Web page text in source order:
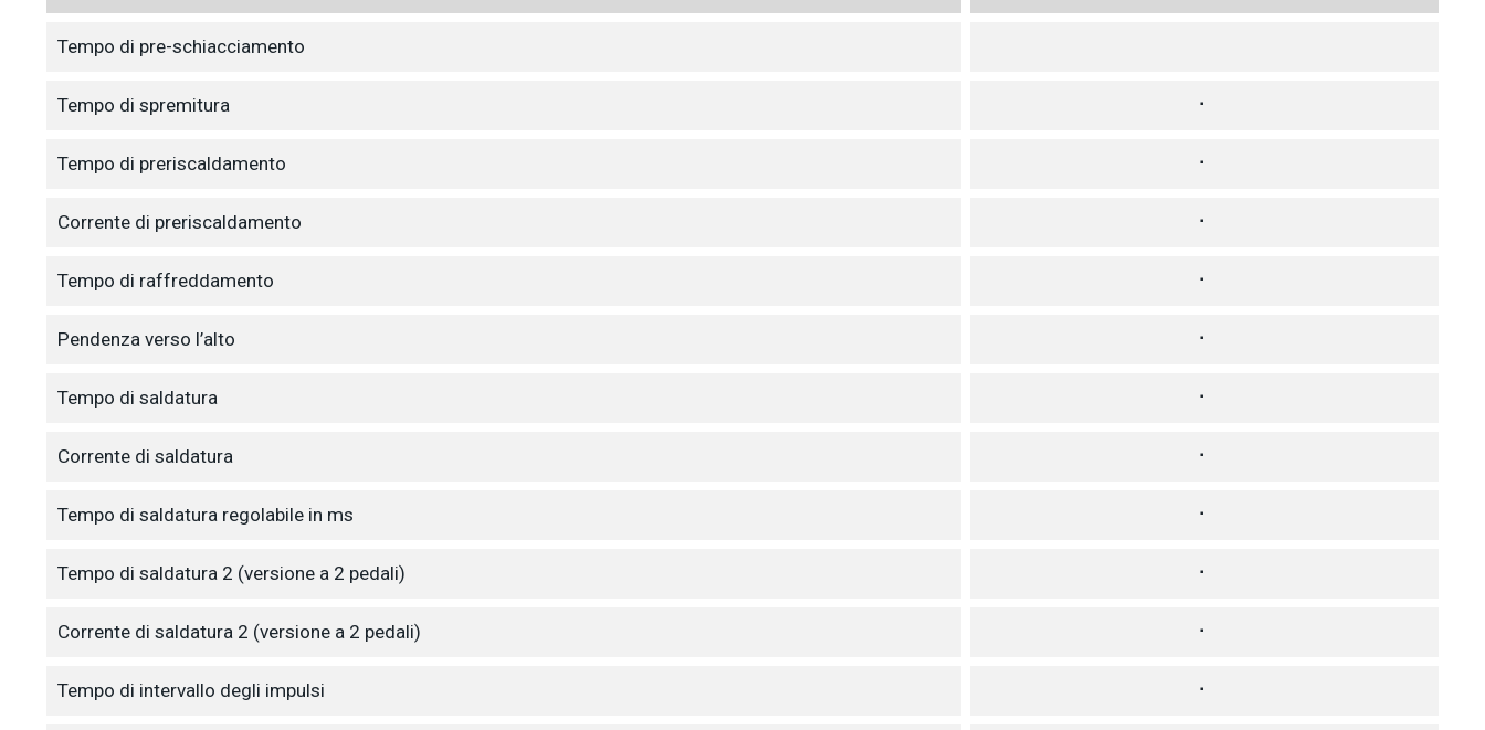
Tempo di pre-schiacciamento
Tempo di spremitura ⠂
Tempo di preriscaldamento ⠂
Corrente di preriscaldamento ⠂
Tempo di raffreddamento ⠂
Pendenza verso l’alto ⠂
Tempo di saldatura ⠂
Corrente di saldatura ⠂
Tempo di saldatura regolabile in ms ⠂
Tempo di saldatura 2 (versione a 2 pedali) ⠂
Corrente di saldatura 2 (versione a 2 pedali) ⠂
Tempo di intervallo degli impulsi ⠂